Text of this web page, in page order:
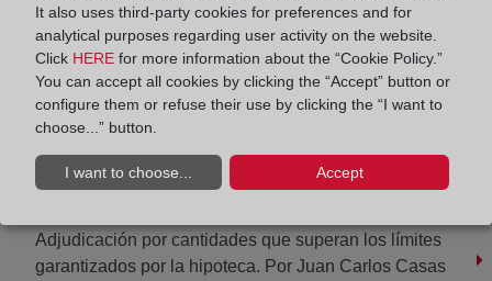
La reforma de la capacidad jurídica de las
personas con discapacidad. Un reto ineludible
Adjudicación por cantidades que superan los límites
garantizados por la hipoteca. Por Juan Carlos Casas
It also uses third-party cookies for preferences and for
analytical purposes regarding user activity on the website.
Click HERE for more information about the “Cookie Policy.”
You can accept all cookies by clicking the “Accept” button or
configure them or refuse their use by clicking the “I want to
choose...” button.
I want to choose... Accept